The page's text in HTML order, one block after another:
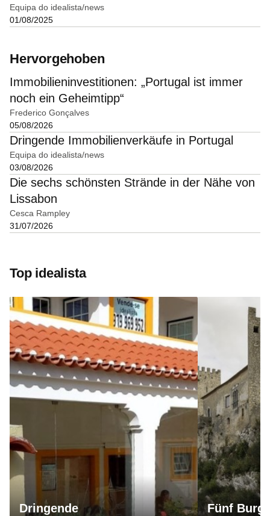
Equipa do idealista/news
01/08/2025
Hervorgehoben
Immobilieninvestitionen: „Portugal ist immer
noch ein Geheimtipp“
Frederico Gonçalves
05/08/2026
Dringende Immobilienverkäufe in Portugal
Equipa do idealista/news
03/08/2026
Die sechs schönsten Strände in der Nähe von
Lissabon
Cesca Rampley
31/07/2026
Top idealista
Dringende
Fünf